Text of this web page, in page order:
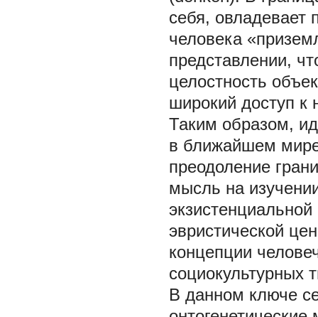
себя, овладевает
человека
представлении,
целостность
широкий доступ к
Таким образом,
в ближайшем
преодоление
мысль на
эвристической
концепции
социокультурных
В данном ключе